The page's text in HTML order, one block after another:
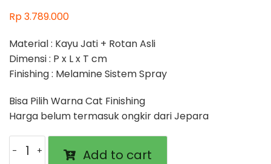
Rp3.789.000
Material : Kayu Jati + Rotan Asli
Dimensi : P x L x T cm
Finishing : Melamine Sistem Spray
Bisa Pilih Warna Cat Finishing
Harga belum termasuk ongkir dari Jepara
Bufet
Add to cart